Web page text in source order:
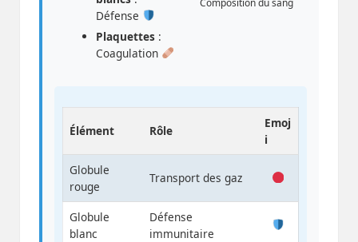
Défense
Plaquettes :
Coagulation
Composition du sang
Élément Rôle
Emoj
i
Globule
rouge
Transport des gaz
Globule
blanc
Défense
immunitaire